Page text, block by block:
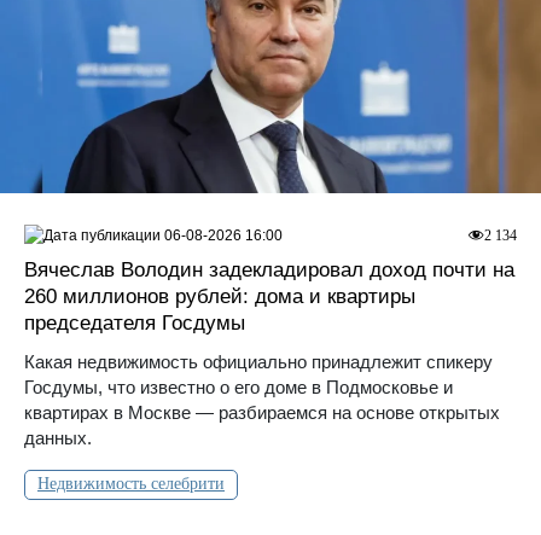
Вячеслав Володин задекладировал доход почти на
260 миллионов рублей: дома и квартиры
председателя Госдумы
Какая недвижимость официально принадлежит спикеру
Госдумы, что известно о его доме в Подмосковье и
квартирах в Москве — разбираемся на основе открытых
данных.
Недвижимость селебрити
2 134
06-08-2026 16:00